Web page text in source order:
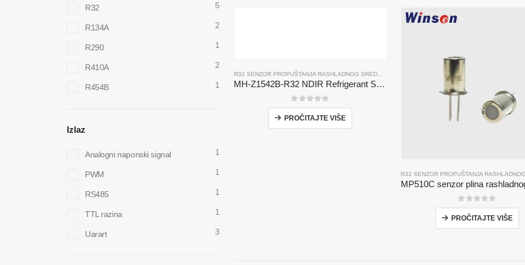
MH-Z1542B-R32 NDIR Refrigerant Sensor | High Sensitivity | Long Lifespan | HVAC & Industrial Safety
0od 5
PROČITAJTE VIŠE
0od 5
PROČITAJTE VIŠE
R32 5
R134A 2
R290 1
R410A 2
R454B 1
Izlaz
Analogni naponski signal 1
PWM 1
RS485 1
TTL razina 1
Uarart 3